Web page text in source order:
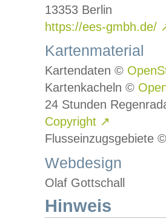
13353 Berlin
https://ees-gmbh.de/
Kartenmaterial
Kartendaten ©
Kartenkacheln ©
24 Stunden
Copyright ↗
Flusseinzugsgebiete
Webdesign
Olaf Gottschall
Hinweis